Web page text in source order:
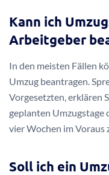
Kann ich
Arbeitgeber
In den meisten Fällen
Umzug beantragen.
Vorgesetzten, erklären
geplanten Umzugstage
vier Wochen im Voraus
Soll ich ein